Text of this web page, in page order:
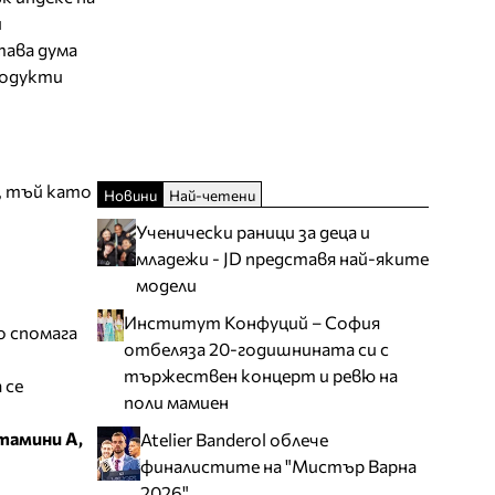
дума
тъй като
спомага
А,
Новини Най-четени
Ученически раници за деца и
младежи - JD представя най-яките
модели
Институт Конфуций – София
отбеляза 20-годишнината си с
тържествен концерт и ревю на
поли мамиен
Atelier Banderol облече
финалистите на "Мистър Варна